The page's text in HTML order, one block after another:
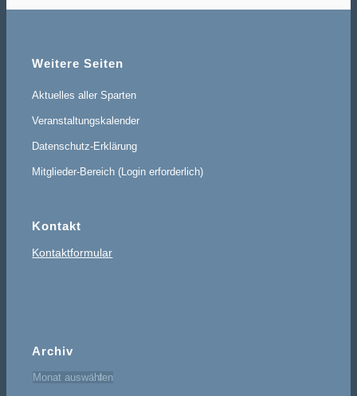
Weitere Seiten
Aktuelles aller Sparten
Veranstaltungskalender
Datenschutz-Erklärung
Mitglieder-Bereich (Login erforderlich)
Kontakt
Kontaktformular
Archiv